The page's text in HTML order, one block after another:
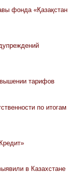
фонда «Қазақстан
тарифов
по итогам
в Казахстане